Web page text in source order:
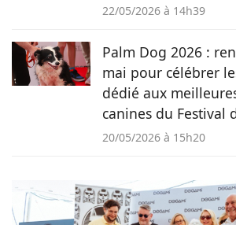
22/05/2026 à 14h39
Palm Dog 2026 :
mai pour célébrer
dédié aux
canines du Festival
20/05/2026 à 15h20